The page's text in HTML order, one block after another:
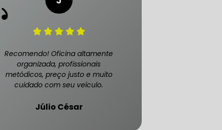
CARRO BLINDADO
Recomendo! Oficina altamente
organizada, profissionais
metódicos, preço justo e muito
cuidado com seu veículo.
Júlio César